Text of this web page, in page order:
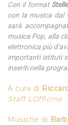
Con il format
con la musica dal
sarà
musica Pop, alla
elettronica più
importanti istituti
inseriti nella
A cura di
Staff LOfficina
Musiche di